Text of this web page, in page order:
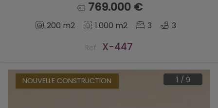
769.000 €
200 m2 1.000 m2 3 3
Ref. X-447
NOUVELLE CONSTRUCTION 1 / 9